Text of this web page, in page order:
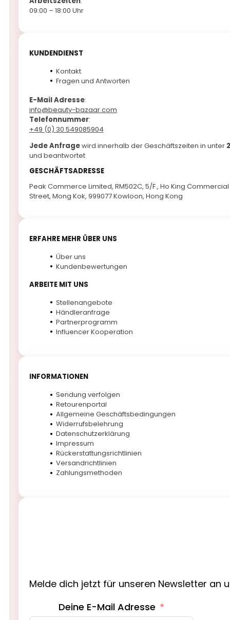
09:00 – 18:00 Uhr
KUNDENDIENST
Kontakt
Fragen und Antworten
E-Mail Adresse:
info@beauty-bazaar.com
Telefonnummer:
+49 (0) 30 549085904
Jede Anfragewird innerhalb der Geschäftszeiten in unter
und beantwortet
GESCHÄFTSADRESSE
Peak Commerce Limited, RM502C, 5/F., Ho King Commercial
Street, Mong Kok, 999077 Kowloon, Hong Kong
ERFAHRE MEHR ÜBER UNS
Über uns
Kundenbewertungen
ARBEITE MIT UNS
Stellenangebote
Händleranfrage
Partnerprogramm
Influencer Kooperation
INFORMATIONEN
Sendung verfolgen
Retourenportal
Allgemeine Geschäftsbedingungen
Widerrufsbelehrung
Datenschutzerklärung
Impressum
Rückerstattungsrichtlinien
Versandrichtlinien
Zahlungsmethoden
Melde dich jetzt für unseren Newsletter an
Deine E-Mail Adresse